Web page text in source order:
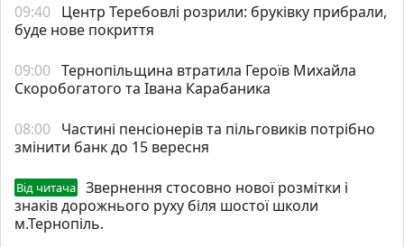
09:40 Центр Теребовлі розрили: бруківку прибрали,
буде нове покриття
09:00 Тернопільщина втратила Героїв Михайла
Скоробогатого та Івана Карабаника
08:00 Частині пенсіонерів та пільговиків потрібно
змінити банк до 15 вересня
Від читача
Звернення стосовно нової розмітки і
знаків дорожнього руху біля шостої школи
м.Тернопіль.